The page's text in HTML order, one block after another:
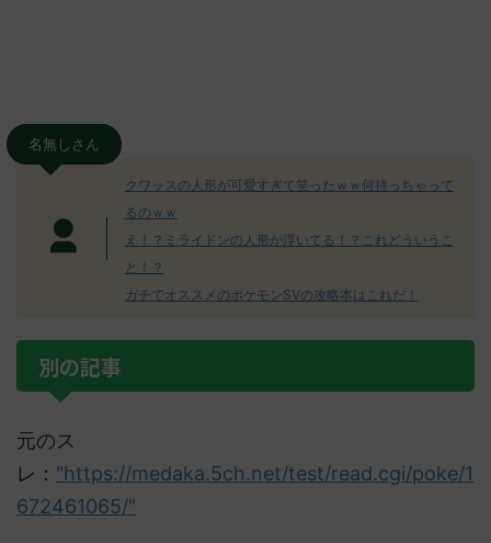
名無しさん
クワッスの人形が可愛すぎて笑ったｗｗ何持っちゃって
るのｗｗ
え！？ミライドンの人形が浮いてる！？これどういうこ
と！？
ガチでオススメのポケモンSVの攻略本はこれだ！
別の記事
元のス
レ： "https://medaka.5ch.net/test/read.cgi/poke/1
672461065/"